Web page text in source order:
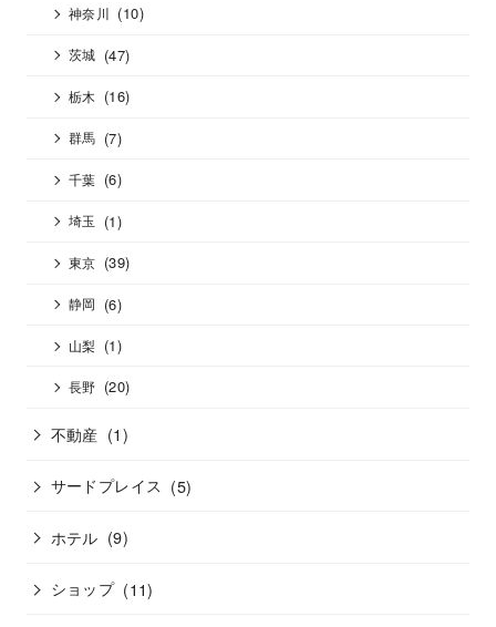
神奈川 (10)
茨城 (47)
栃木 (16)
群馬 (7)
千葉 (6)
埼玉 (1)
東京 (39)
静岡 (6)
山梨 (1)
長野 (20)
不動産 (1)
サードプレイス (5)
ホテル (9)
ショップ (11)